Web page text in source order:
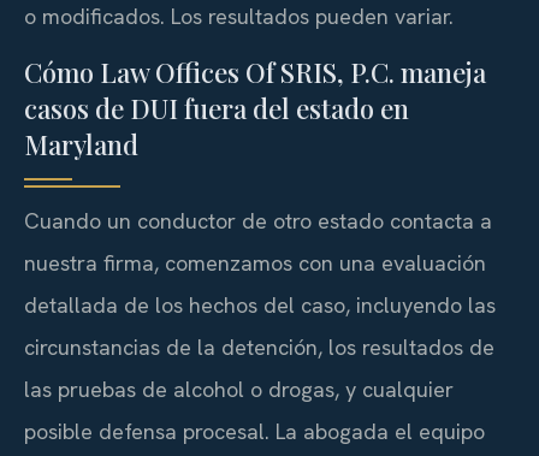
o modificados. Los resultados pueden variar.
Cómo Law Offices Of SRIS, P.C. maneja
casos de DUI fuera del estado en
Maryland
Cuando un conductor de otro estado contacta a
nuestra firma, comenzamos con una evaluación
detallada de los hechos del caso, incluyendo las
circunstancias de la detención, los resultados de
las pruebas de alcohol o drogas, y cualquier
posible defensa procesal. La abogada el equipo